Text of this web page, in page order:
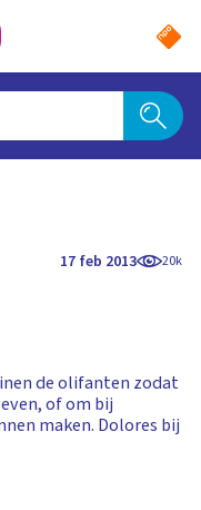
17 feb 2013 20k
de olifanten zodat
of om bij
maken. Dolores bij